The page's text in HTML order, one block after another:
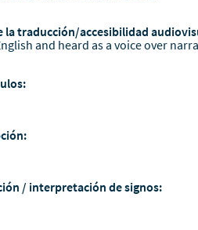
la traducción/accesibilidad
and heard as a voice over
/ interpretación de signos: